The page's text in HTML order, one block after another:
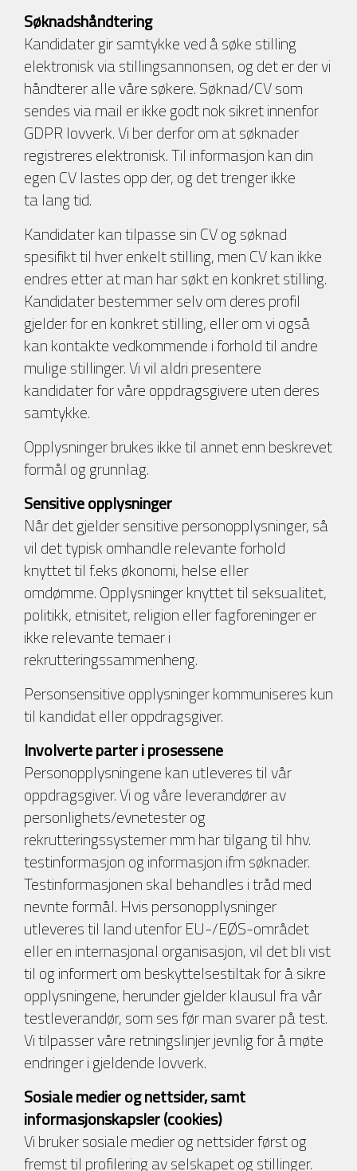
Søknadshåndtering
Kandidater gir samtykke ved å søke stilling
elektronisk via stillingsannonsen, og det er der vi
håndterer alle våre søkere. Søknad/CV som
sendes via mail er ikke godt nok sikret innenfor
GDPR lovverk. Vi ber derfor om at søknader
registreres elektronisk. Til informasjon kan din
egen CV lastes opp der, og det trenger ikke
ta lang tid.
Kandidater kan tilpasse sin CV og søknad
spesifikt til hver enkelt stilling, men CV kan ikke
endres etter at man har søkt en konkret stilling.
Kandidater bestemmer selv om deres profil
gjelder for en konkret stilling, eller om vi også
kan kontakte vedkommende i forhold til andre
mulige stillinger. Vi vil aldri presentere
kandidater for våre oppdragsgivere uten deres
samtykke.
Opplysninger brukes ikke til annet enn beskrevet
formål og grunnlag.
Sensitive opplysninger
Når det gjelder sensitive personopplysninger, så
vil det typisk omhandle relevante forhold
knyttet til f.eks økonomi, helse eller
omdømme. Opplysninger knyttet til seksualitet,
politikk, etnisitet, religion eller fagforeninger er
ikke relevante temaer i
rekrutteringssammenheng.
Personsensitive opplysninger kommuniseres kun
til kandidat eller oppdragsgiver.
Involverte parter i prosessene
Personopplysningene kan utleveres til vår
oppdragsgiver. Vi og våre leverandører av
personlighets/evnetester og
rekrutteringssystemer mm har tilgang til hhv.
testinformasjon og informasjon ifm søknader.
Testinformasjonen skal behandles i tråd med
nevnte formål. Hvis personopplysninger
utleveres til land utenfor EU-/EØS-området
eller en internasjonal organisasjon, vil det bli vist
til og informert om beskyttelsestiltak for å sikre
opplysningene, herunder gjelder klausul fra vår
testleverandør, som ses før man svarer på test.
Vi tilpasser våre retningslinjer jevnlig for å møte
endringer i gjeldende lovverk.
Sosiale medier og nettsider, samt
informasjonskapsler (cookies)
Vi bruker sosiale medier og nettsider først og
fremst til profilering av selskapet og stillinger.